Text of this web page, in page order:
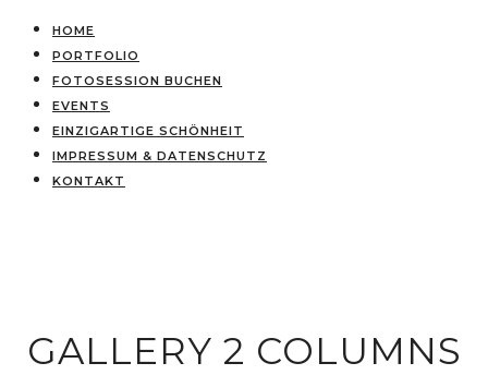
HOME
PORTFOLIO
FOTOSESSION BUCHEN
EVENTS
EINZIGARTIGE SCHÖNHEIT
IMPRESSUM & DATENSCHUTZ
KONTAKT
GALLERY 2 COLUMNS